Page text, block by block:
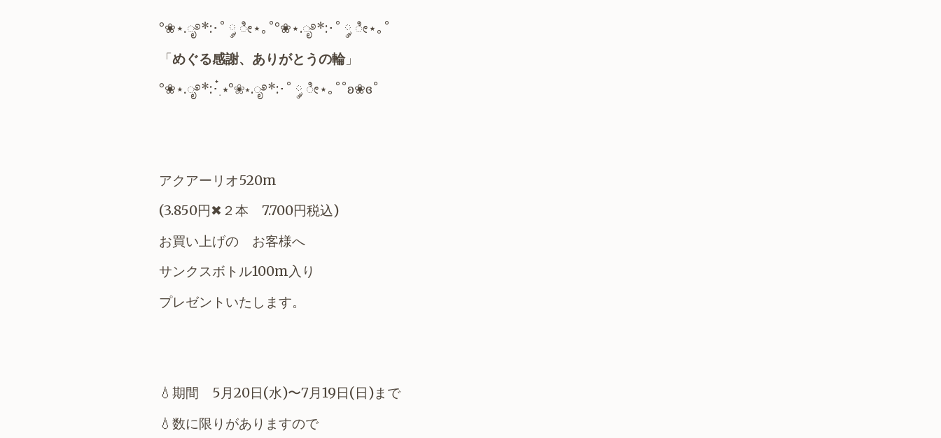
°❀⋆.ೃ࿔*:･˚ ༘ ೀ⋆｡˚°❀⋆.ೃ࿔*:･˚ ༘ ೀ⋆｡˚
「めぐる感謝、ありがとうの輪」
°❀⋆.ೃ࿔*:･๋࣭ ⭑°❀⋆.ೃ࿔*:･˚ ༘ ೀ⋆｡˚˚ʚ❀ɞ˚
アクアーリオ520m
(3.850円✖︎２本 7.700円税込)
お買い上げの お客様へ
サンクスボトル100m入り
プレゼントいたします。
💧期間 5月20日(水)〜7月19日(日)まで
💧数に限りがありますので